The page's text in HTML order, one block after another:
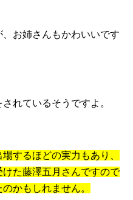
お姉さんもかわいいです
れているそうですよ。
するほどの実力もあり、
た藤澤五月さんですので
かもしれません。